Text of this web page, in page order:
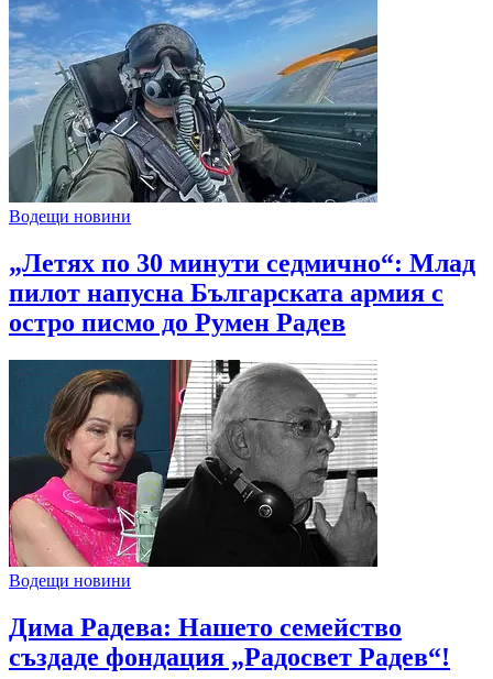
Водещи новини
„Летях по 30 минути седмично“: Млад
пилот напусна Българската армия с
остро писмо до Румен Радев
Водещи новини
Дима Радева: Нашето семейство
създаде фондация „Радосвет Радев“!